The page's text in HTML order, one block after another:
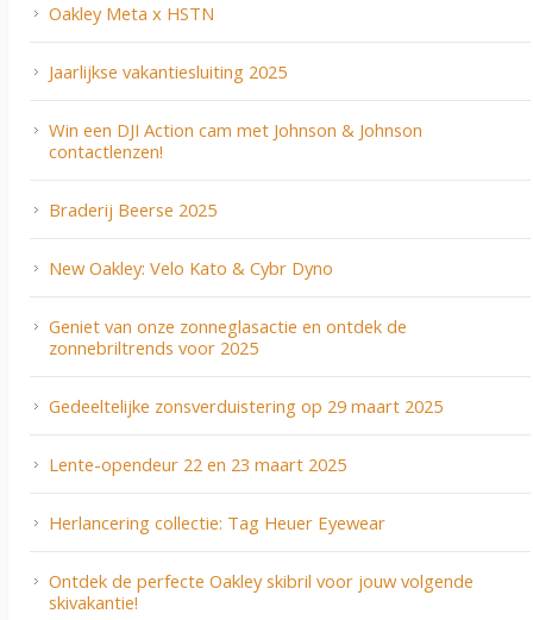
Oakley Meta x HSTN
Jaarlijkse vakantiesluiting 2025
Win een DJI Action cam met Johnson & Johnson
contactlenzen!
Braderij Beerse 2025
New Oakley: Velo Kato & Cybr Dyno
Geniet van onze zonneglasactie en ontdek de
zonnebriltrends voor 2025
Gedeeltelijke zonsverduistering op 29 maart 2025
Lente-opendeur 22 en 23 maart 2025
Herlancering collectie: Tag Heuer Eyewear
Ontdek de perfecte Oakley skibril voor jouw volgende
skivakantie!